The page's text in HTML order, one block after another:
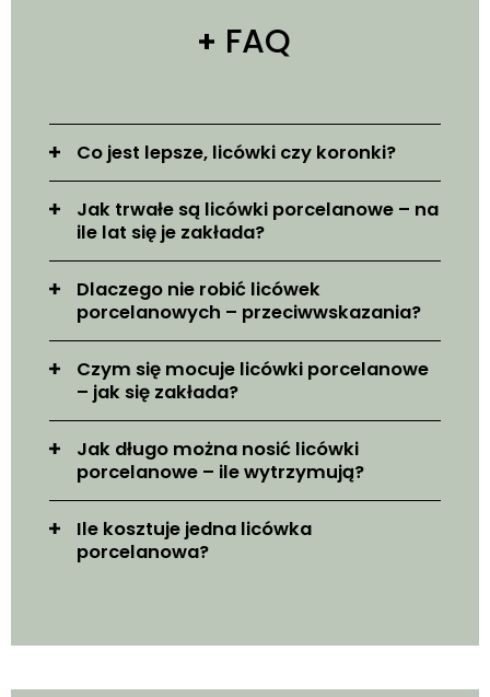
FAQ
Co jest lepsze, licówki czy koronki?
Jak trwałe są licówki porcelanowe – na
ile lat się je zakłada?
Dlaczego nie robić licówek
porcelanowych – przeciwwskazania?
Czym się mocuje licówki porcelanowe
– jak się zakłada?
Jak długo można nosić licówki
porcelanowe – ile wytrzymują?
Ile kosztuje jedna licówka
porcelanowa?